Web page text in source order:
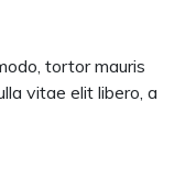
tortor mauris
vitae elit libero, a